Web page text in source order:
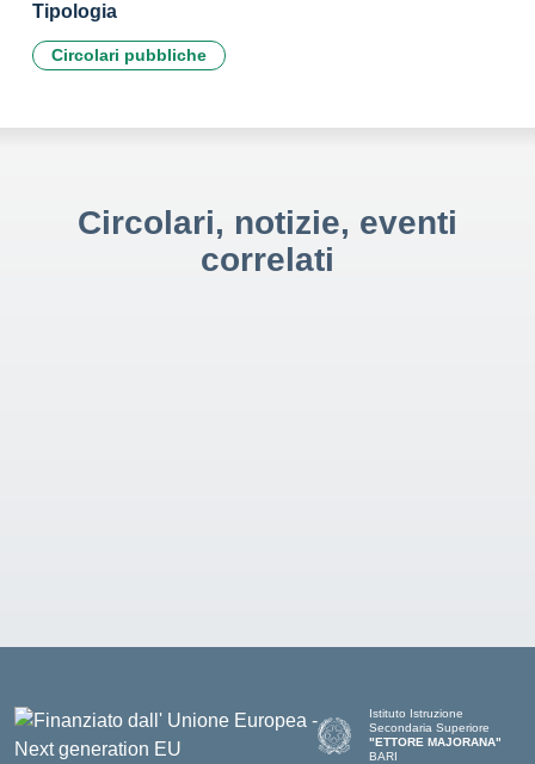
Tipologia
Circolari pubbliche
Circolari, notizie, eventi
correlati
Istituto Istruzione
Secondaria Superiore
"ETTORE MAJORANA"
BARI